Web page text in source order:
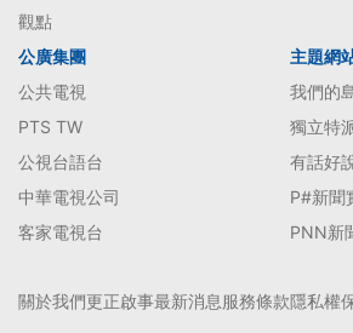
觀點
公廣集團
公共電視
PTS TW
公視台語台
中華電視公司
客家電視台
主題網
我們的
獨立特
有話好
P#新聞
PNN新
關於我們更正啟事最新消息服務條款隱私權